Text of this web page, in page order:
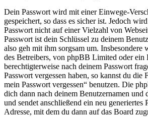
Dein Passwort wird mit einer Einwege-
gespeichert, so dass es sicher ist. Jedoch
Passwort nicht auf einer Vielzahl von
Passwort ist dein Schlüssel zu deinem
also geh mit ihm sorgsam um. Insbesondere
des Betreibers, von phpBB Limited oder ein
berechtigterweise nach deinem Passwort
Passwort vergessen haben, so kannst du die
mein Passwort vergessen“ benutzen. Die
dich dann nach deinem Benutzernamen und
und sendet anschließend ein neu generiertes
Adresse, mit dem du dann auf das Board